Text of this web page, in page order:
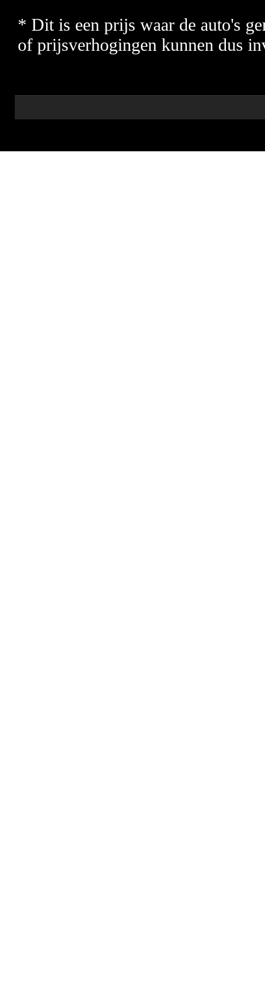
* Dit is een prijs waar de auto's
of prijsverhogingen kunnen dus